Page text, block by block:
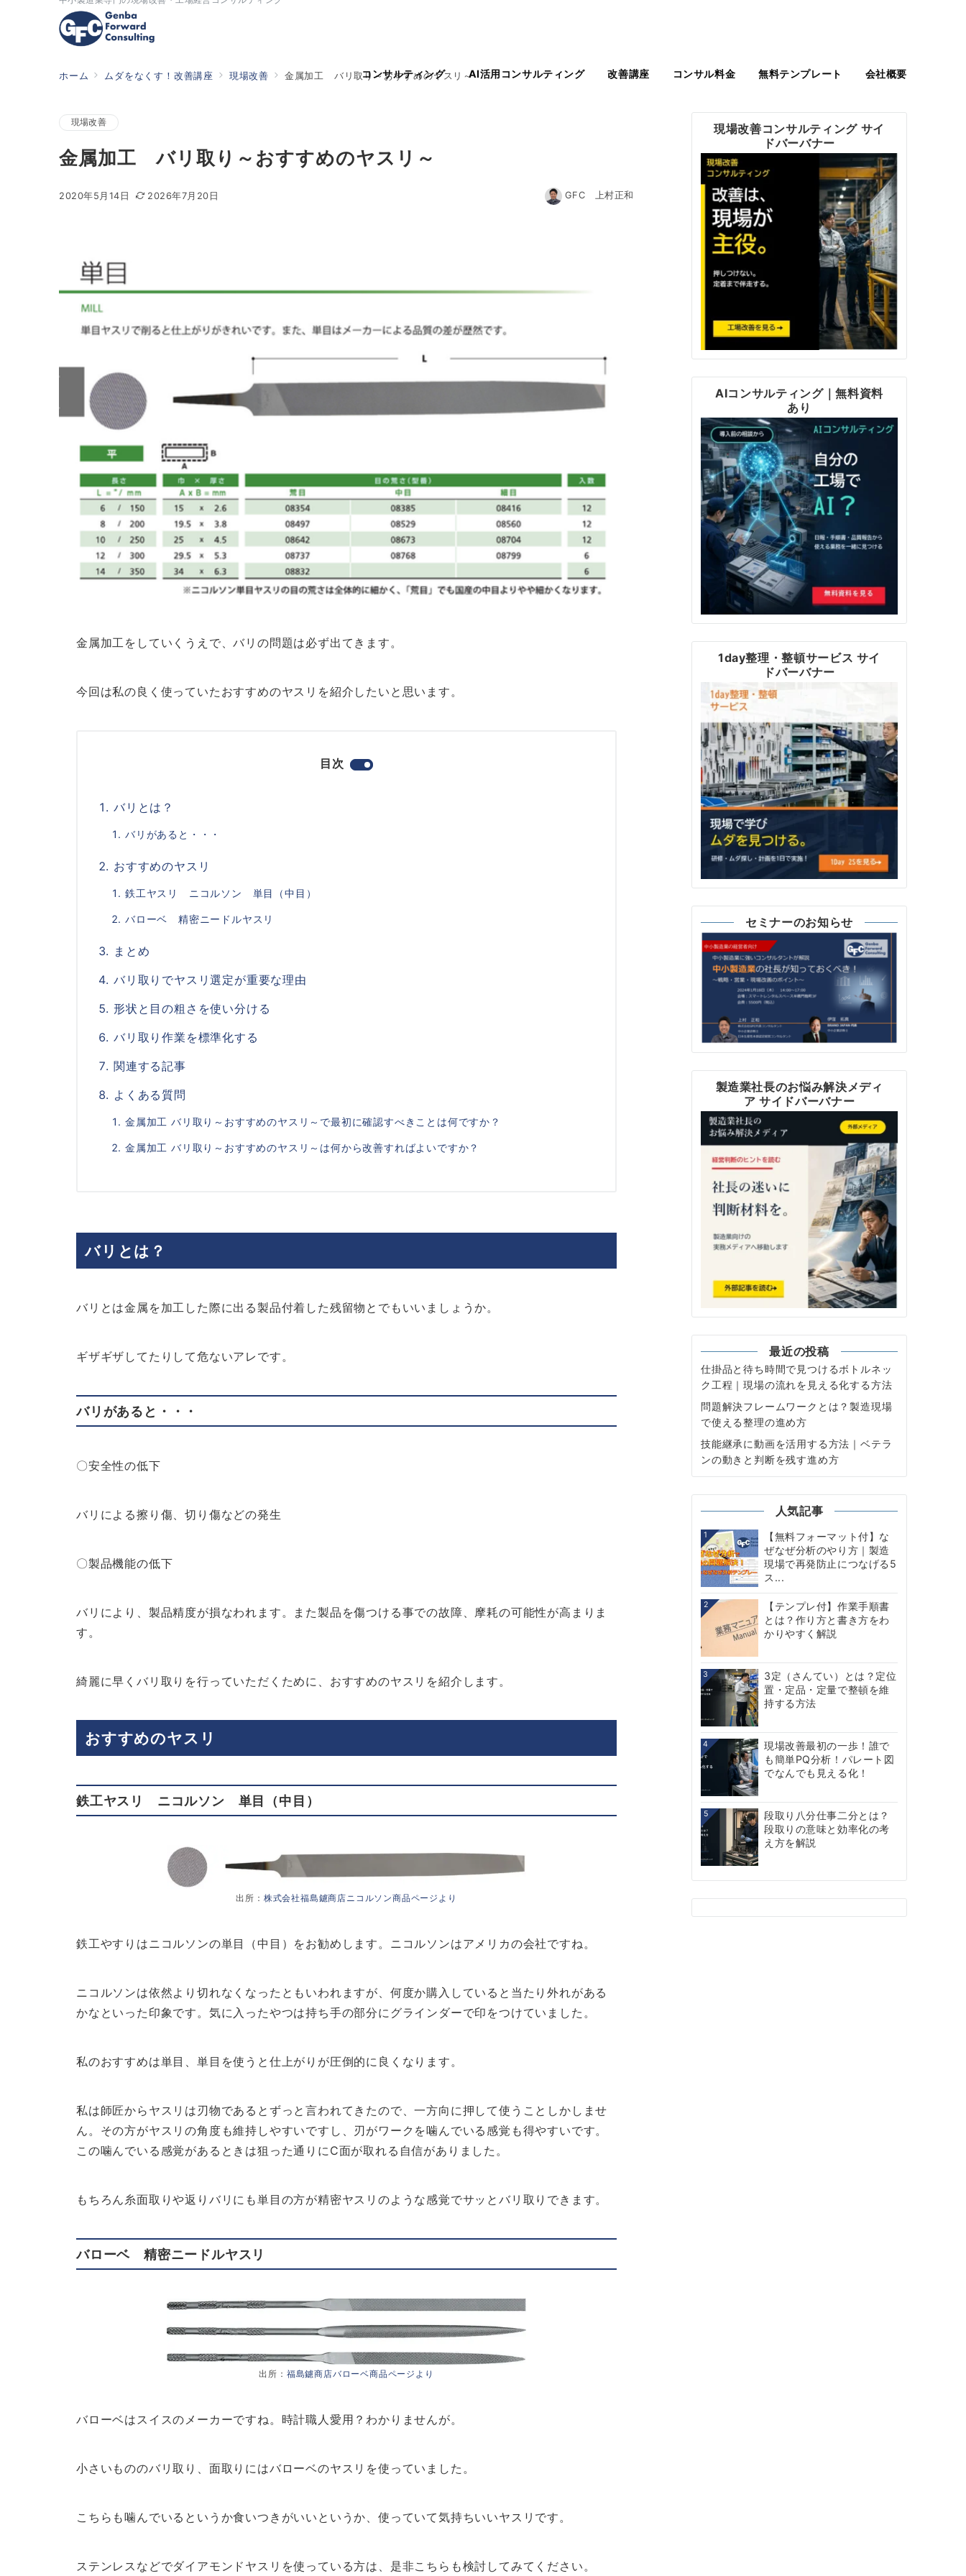
コンサルティング AI活用コンサルティング 改善講座 コンサル料金 無料テンプレート 会社概要
ホーム ムダをなくす！改善講座 現場改善 金属加工 バリ取り～おすすめのヤスリ～
現場改善
金属加工 バリ取り～おすすめのヤスリ～
2020年5月14日 2026年7月20日 GFC 上村正和
金属加工をしていくうえで、バリの問題は必ず出てきます。
今回は私の良く使っていたおすすめのヤスリを紹介したいと思います。
目次
バリとは？
バリがあると・・・
おすすめのヤスリ
鉄工ヤスリ ニコルソン 単目（中目）
バローベ 精密ニードルヤスリ
まとめ
バリ取りでヤスリ選定が重要な理由
形状と目の粗さを使い分ける
バリ取り作業を標準化する
関連する記事
よくある質問
金属加工 バリ取り～おすすめのヤスリ～で最初に確認すべきことは何ですか？
金属加工 バリ取り～おすすめのヤスリ～は何から改善すればよいですか？
バリとは？
バリとは金属を加工した際に出る製品付着した残留物とでもいいましょうか。
ギザギザしてたりして危ないアレです。
バリがあると・・・
〇安全性の低下
バリによる擦り傷、切り傷などの発生
〇製品機能の低下
バリにより、製品精度が損なわれます。また製品を傷つける事での故障、摩耗の可能性が高まりま
す。
綺麗に早くバリ取りを行っていただくために、おすすめのヤスリを紹介します。
おすすめのヤスリ
鉄工ヤスリ ニコルソン 単目（中目）
出所： 株式会社福島鑢商店ニコルソン商品ページより
鉄工やすりはニコルソンの単目（中目）をお勧めします。ニコルソンはアメリカの会社ですね。
ニコルソンは依然より切れなくなったともいわれますが、何度か購入していると当たり外れがある
かなといった印象です。気に入ったやつは持ち手の部分にグラインダーで印をつけていました。
私のおすすめは単目、単目を使うと仕上がりが圧倒的に良くなります。
私は師匠からヤスリは刃物であるとずっと言われてきたので、一方向に押して使うことしかしませ
ん。その方がヤスリの角度も維持しやすいですし、刃がワークを噛んでいる感覚も得やすいです。
この噛んでいる感覚があるときは狙った通りにC面が取れる自信がありました。
もちろん糸面取りや返りバリにも単目の方が精密ヤスリのような感覚でサッとバリ取りできます。
バローベ 精密ニードルヤスリ
出所： 福島鑢商店バローベ商品ページより
バローベはスイスのメーカーですね。時計職人愛用？わかりませんが。
小さいもののバリ取り、面取りにはバローベのヤスリを使っていました。
こちらも噛んでいるというか食いつきがいいというか、使っていて気持ちいいヤスリです。
ステンレスなどでダイアモンドヤスリを使っている方は、是非こちらも検討してみてください。
現場改善コンサルティング サイ
ドバーバナー
AIコンサルティング｜無料資料
あり
1day整理・整頓サービス サイ
ドバーバナー
セミナーのお知らせ
製造業社長のお悩み解決メディ
ア サイドバーバナー
最近の投稿
仕掛品と待ち時間で見つけるボトルネッ
ク工程｜現場の流れを見える化する方法
問題解決フレームワークとは？製造現場
で使える整理の進め方
技能継承に動画を活用する方法｜ベテラ
ンの動きと判断を残す進め方
人気記事
1
【無料フォーマット付】な
ぜなぜ分析のやり方｜製造
現場で再発防止につなげる5
ス...
2
【テンプレ付】作業手順書
とは？作り方と書き方をわ
かりやすく解説
3
3定（さんてい）とは？定位
置・定品・定量で整頓を維
持する方法
4
現場改善最初の一歩！誰で
も簡単PQ分析！パレート図
でなんでも見える化！
5
段取り八分仕事二分とは？
段取りの意味と効率化の考
え方を解説